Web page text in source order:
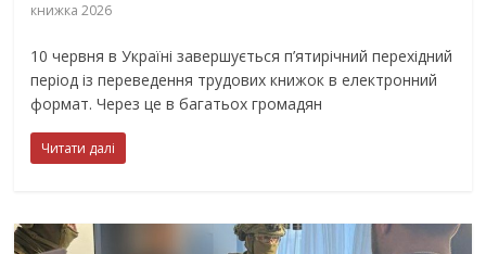
книжка 2026
10 червня в Україні завершується п’ятирічний перехідний
період із переведення трудових книжок в електронний
формат. Через це в багатьох громадян
Читати далі